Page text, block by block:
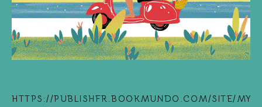
HTTPS://PUBLISHFR.BOOKMUNDO.COM/SITE/